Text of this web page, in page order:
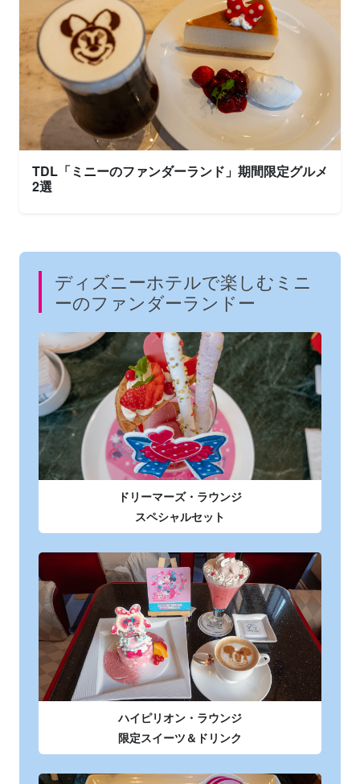
TDL「ミニーのファンダーランド」期間限定グルメ
2選
ディズニーホテルで楽しむミニ
ーのファンダーランドー
ドリーマーズ・ラウンジ
スペシャルセット
ハイピリオン・ラウンジ
限定スイーツ＆ドリンク